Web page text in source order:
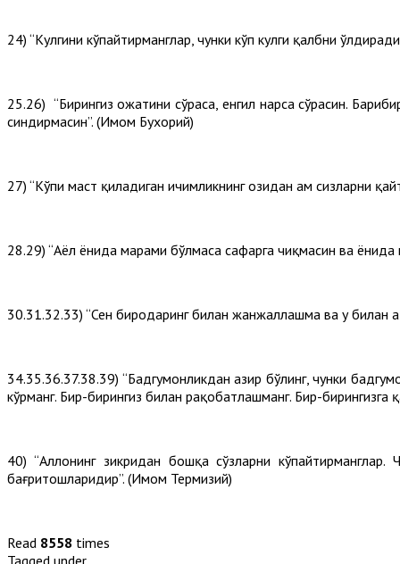
24) “Кулгини кўпайтирманглар, чунки кўп кулги қалбни
25.26) “Бирингиз ҳожатини сўраса, енгил нарса сўрасин.
синдирмасин”. (Имом Бухорий)
27) “Кўпи маст қиладиган ичимликнинг озидан ҳам сизларни
28.29) “Аёл ёнида маҳрами бўлмаса сафарга чиқмасин ва
30.31.32.33) “Сен биродаринг билан жанжаллашма ва у билан
34.35.36.37.38.39) “Бадгумонликдан ҳазир бўлинг, чунки
кўрманг. Бир-бирингиз билан рақобатлашманг. Бир-
40) “Аллоҳнинг зикридан бошқа сўзларни
бағритошларидир”. (Имом Термизий)
Read 8558 times
Tagged under